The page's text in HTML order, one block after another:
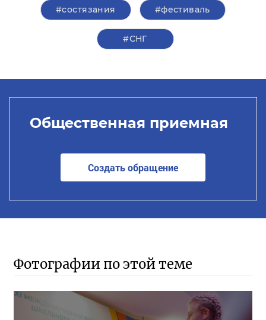
#состязания #фестиваль
#СНГ
Общественная приемная
Создать обращение
Фотографии по этой теме